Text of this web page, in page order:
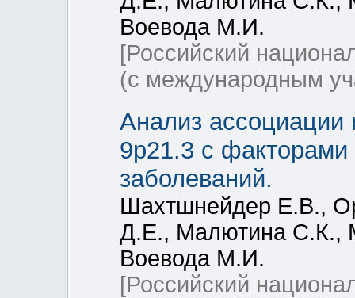
Воевода М.И.
[Российский
(с международным
Анализ ассоциации
9p21.3 с факторами
заболеваний.
Шахтшнейдер Е.В.,
Д.Е., Малютина С.К.,
Воевода М.И.
[Российский